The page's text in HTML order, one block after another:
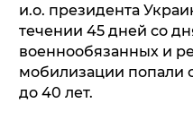
и.о. президента
течении 45 дней со
военнообязанных и
мобилизации попали
до 40 лет.